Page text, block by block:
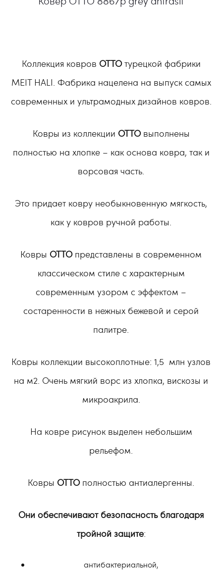
Коллекция ковров OTTOтурецкой фабрики
MEIT HALI. Фабрика нацелена на выпуск самых
современных и ультрамодных дизайнов ковров.
Ковры из коллекции OTTOвыполнены
полностью на хлопке – как основа ковра, так и
ворсовая часть.
Это придает ковру необыкновенную мягкость,
как у ковров ручной работы.
Ковры OTTOпредставлены в современном
классическом стиле с характерным
современным узором с эффектом –
состаренности в нежных бежевой и серой
палитре.
Ковры коллекции высокоплотные: 1,5 млн узлов
на м2. Очень мягкий ворс из хлопка, вискозы и
микроакрила.
На ковре рисунок выделен небольшим
рельефом.
Ковры OTTOполностью антиалергенны.
Они обеспечивают безопасность благодаря
тройной защите:
антибактериальной,